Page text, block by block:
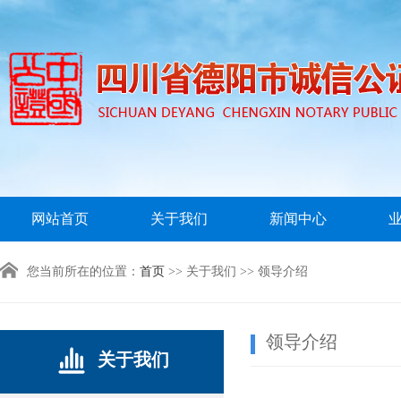
网站首页 关于我们 新闻中心
您当前所在的位置： 首页 >> 关于我们 >> 领导介绍
关于我们
领导介绍